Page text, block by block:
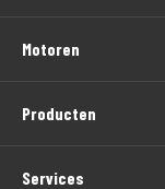
Motoren
Producten
Services